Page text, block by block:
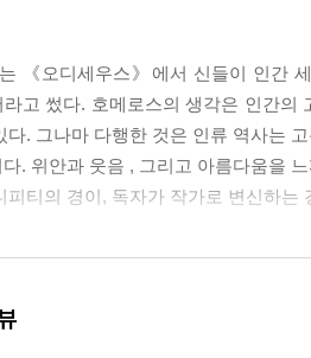
《오디세우스》에서 신들이 인간
고 썼다. 호메로스의 생각은 인간의
다. 그나마 다행한 것은 인류 역사는
. 위안과 웃음 , 그리고 아름다움을
피티의 경이, 독자가 작가로 변신하
와 이발사가 돈키호테의 장서를 검